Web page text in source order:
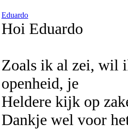
Eduardo
Hoi Eduardo
Zoals ik al zei, wil
openheid, je
Heldere kijk op
Dankje wel voor